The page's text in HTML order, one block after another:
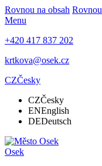
Rovnou na obsah
Menu
+420 417 837 202
krtkova@osek.cz
CZČesky
CZČesky
ENEnglish
DEDeutsch
Osek